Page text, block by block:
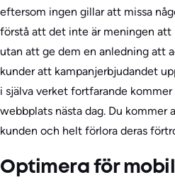
eftersom ingen gillar att missa
förstå att det inte är meningen att
utan att ge dem en anledning att
kunder att kampanjerbjudandet
i själva verket fortfarande
webbplats nästa dag. Du kommer
kunden och helt förlora deras
Optimera för